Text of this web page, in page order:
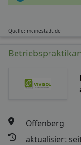
Quelle: meinestadt.de
Offenberg
aktualisiert